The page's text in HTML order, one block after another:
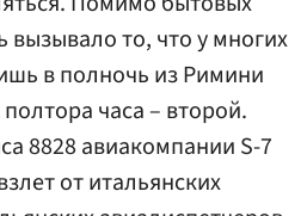
то, что у многих
в полночь из Римини
часа – второй.
8828 авиакомпании S-7
от итальянских